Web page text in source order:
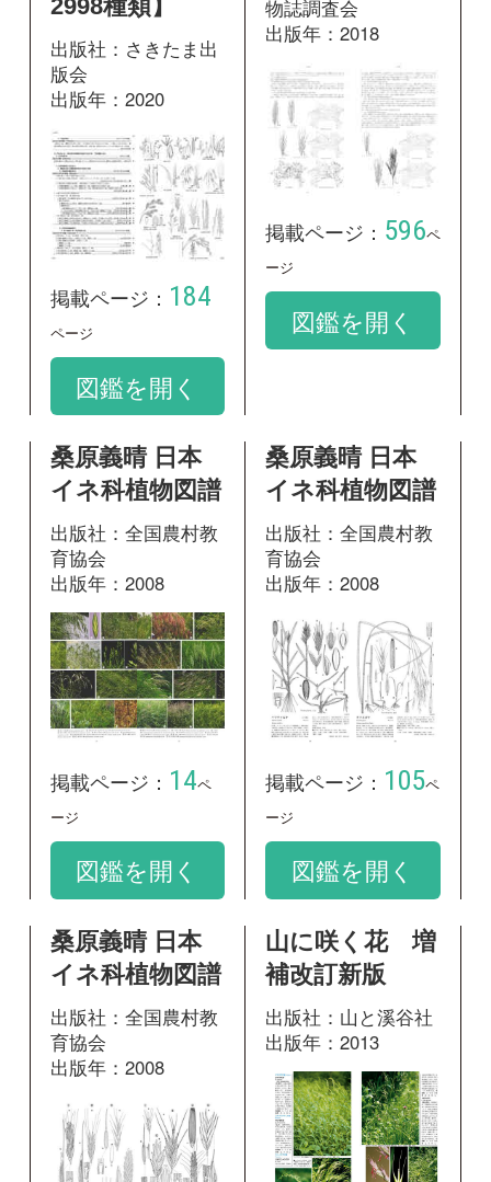
掲載ページ： 184
ページ
図鑑を開く
図鑑を開く
桑原義晴 日本
イネ科植物図譜
出版社：全国農村教
育協会
掲載ページ：14ペ
ージ
図鑑を開く
桑原義晴 日本
出版社：全国農村教
育協会
出版年：2008
掲載ページ：105ペ
図鑑を開く
桑原義晴 日本
イネ科植物図譜
出版社：全国農村教
育協会
出版年：2008
掲載ページ： 116
ページ
図鑑を開く
山に咲く花 増
補改訂新版
出版社：山と溪谷社
出版年：2013
掲載ページ：
図鑑を開く
神奈川県植物誌
2001
出版社：神奈川県立
生命の星・地球博物
出版年：2001